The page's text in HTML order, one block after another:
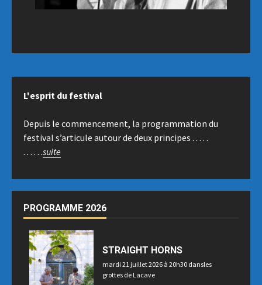
L'esprit du festival
Depuis le commencement, la programmation du
festival s’articule autour de deux principes . . . . .
. . . . . .suite
PROGRAMME 2026
STRAIGHT HORNS
mardi 21 juillet 2026 à 20h30 dansles
grottes de Lacave